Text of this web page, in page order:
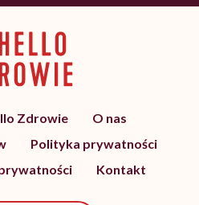
Zdrowie
O nas
Polityka prywatności
Kontakt